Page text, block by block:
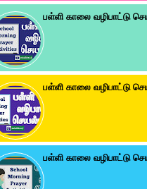
பள்ளி காலை வழிபாட்டு
பள்ளி காலை வழிபாட்டு
பள்ளி காலை வழிபாட்டு